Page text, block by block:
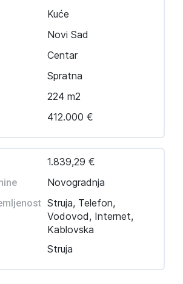
Kuće
Novi Sad
Centar
Spratna
224 m2
412.000 €
1.839,29 €
Novogradnja
Struja, Telefon,
Vodovod, Internet,
Kablovska
Struja